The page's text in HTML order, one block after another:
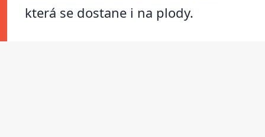
která se dostane i na plody.